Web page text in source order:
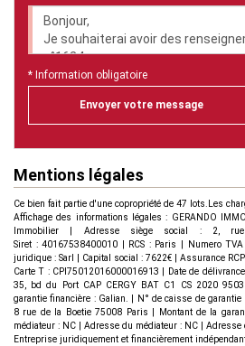
* Information obligatoire
Envoyer votre message
Mentions légales
Ce bien fait partie d'une copropriété de 47 lots.Les
Affichage des informations légales : GERANDO
Immobilier | Adresse siège social : 2,
Siret : 40167538400010 | RCS : Paris | Numero
juridique : Sarl | Capital social : 7622€ | Assurance RCP
Carte T : CPI75012016000016913 | Date de
35, bd du Port CAP CERGY BAT C1 CS 2020
garantie financière : Galian. | N° de caisse de
8 rue de la Boetie 75008 Paris | Montant de la
médiateur : NC | Adresse du médiateur : NC | Adresse
Entreprise juridiquement et financièrement